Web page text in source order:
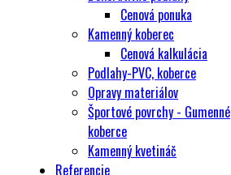
Cenová ponuka
Kamenný koberec
Cenová kalkulácia
Podlahy-PVC, koberce
Opravy materiálov
Športové povrchy - Gumenné
koberce
Kamenný kvetináč
Referencie